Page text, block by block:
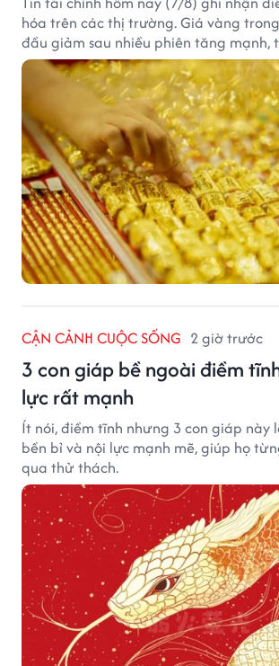
hóa trên các thị trường. Giá vàng
đầu giảm sau nhiều phiên tăng mạnh,
tại ngân hàng tiếp tục suy yếu dù tỷ
đỉnh mới.
CẬN CẢNH CUỘC SỐNG 2 giờ trước
3 con giáp bề ngoài điềm
lực rất mạnh
Ít nói, điềm tĩnh nhưng 3 con giáp này
bền bỉ và nội lực mạnh mẽ, giúp họ
qua thử thách.